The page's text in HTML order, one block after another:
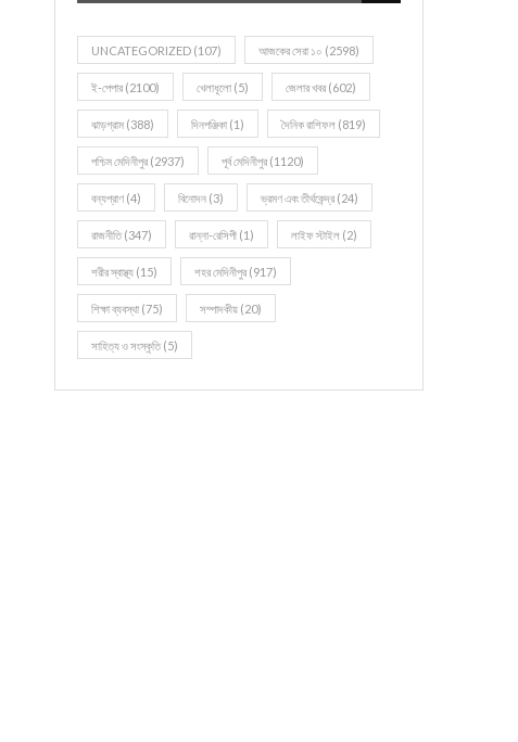
UNCATEGORIZED (107) আজকের সেরা ১০ (2598)
ই-পেপার (2100) খেলাধূলো (5) জেলার খবর (602)
ঝাড়গ্রাম (388) দিনপঞ্জিকা (1) দৈনিক রাশিফল (819)
পশ্চিম মেদিনীপুর (2937) পূর্ব মেদিনীপুর (1120)
বন্যপ্রাণ (4) বিনোদন (3) ভ্রমণ এবং তীর্থকেন্দ্র (24)
রাজনীতি(347) রান্না-রেসিপী (1) লাইফ স্টাইল (2)
শরীর স্বাস্থ্য (15) শহর মেদিনীপুর (917)
শিক্ষা ব্যবস্থা (75) সম্পাদকীয় (20)
সাহিত্য ও সংস্কৃতি(5)